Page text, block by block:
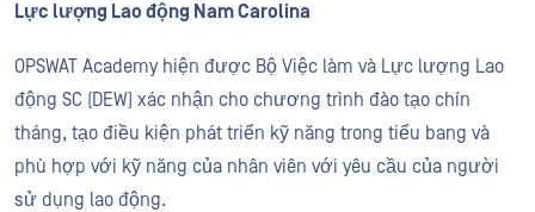
Lực lượng Lao động Nam Carolina
OPSWAT Academy hiện được Bộ Việc làm và Lực lượng Lao
động SC (DEW) xác nhận cho chương trình đào tạo chín
tháng, tạo điều kiện phát triển kỹ năng trong tiểu bang và
phù hợp với kỹ năng của nhân viên với yêu cầu của người
sử dụng lao động.